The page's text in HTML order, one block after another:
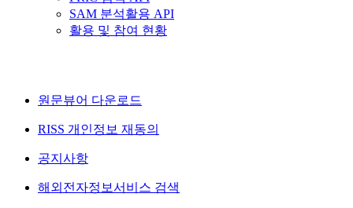
SAM 분석활용 API
활용 및 참여 현황
원문뷰어 다운로드
RISS 개인정보 재동의
공지사항
해외전자정보서비스 검색